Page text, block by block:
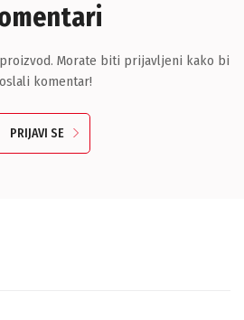
Morate biti prijavljeni kako bi
komentar!
PRIJAVI SE